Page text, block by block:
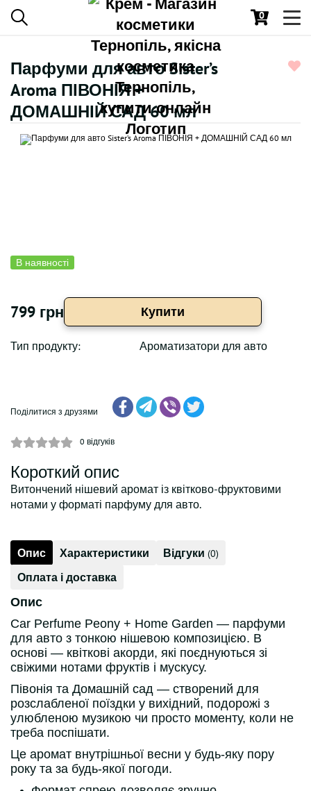
0
Парфуми для авто Sister’s
Aroma ПІВОНІЯ +
ДОМАШНІЙ САД 60 мл
В наявності
799 грн Купити
Тип продукту: Ароматизатори для авто
Поділитися з друзями
0 відгуків
Короткий опис
Витончений нішевий аромат із квітково-фруктовими
нотами у форматі парфуму для авто.
Опис Характеристики Відгуки (0)
Оплата і доставка
Опис
Car Perfume Peony + Home Garden — парфуми
для авто з тонкою нішевою композицією. В
основі — квіткові акорди, які поєднуються зі
свіжими нотами фруктів і мускусу.
Півонія та Домашній сад — створений для
розслабленої поїздки у вихідний, подорожі з
улюбленою музикою чи просто моменту, коли не
треба поспішати.
Це аромат внутрішньої весни у будь-яку пору
року та за будь-якої погоди.